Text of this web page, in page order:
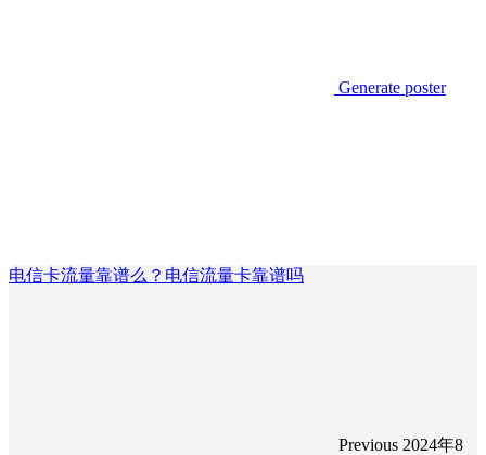
Generate poster
电信卡流量靠谱么？电信流量卡靠谱吗
Previous 2024年8